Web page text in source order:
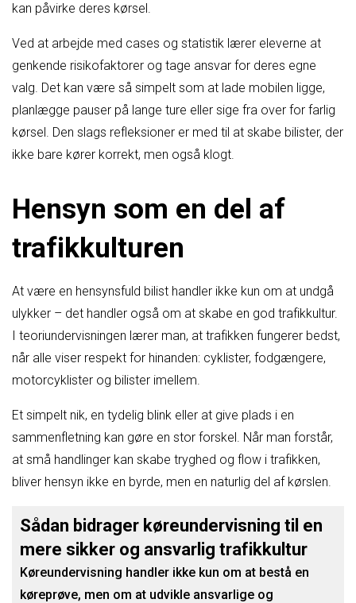
kan påvirke deres kørsel.
Ved at arbejde med cases og statistik lærer eleverne at
genkende risikofaktorer og tage ansvar for deres egne
valg. Det kan være så simpelt som at lade mobilen ligge,
planlægge pauser på lange ture eller sige fra over for farlig
kørsel. Den slags refleksioner er med til at skabe bilister, der
ikke bare kører korrekt, men også klogt.
Hensyn som en del af
trafikkulturen
At være en hensynsfuld bilist handler ikke kun om at undgå
ulykker – det handler også om at skabe en god trafikkultur.
I teoriundervisningen lærer man, at trafikken fungerer bedst,
når alle viser respekt for hinanden: cyklister, fodgængere,
motorcyklister og bilister imellem.
Et simpelt nik, en tydelig blink eller at give plads i en
sammenfletning kan gøre en stor forskel. Når man forstår,
at små handlinger kan skabe tryghed og flow i trafikken,
bliver hensyn ikke en byrde, men en naturlig del af kørslen.
Sådan bidrager køreundervisning til en
mere sikker og ansvarlig trafikkultur
Køreundervisning handler ikke kun om at bestå en
køreprøve, men om at udvikle ansvarlige og